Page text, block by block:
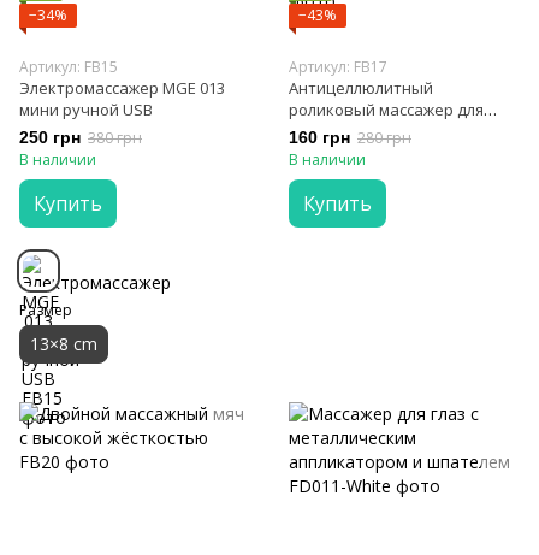
−34%
Артикул: FB15
Электромассажер MGE 013
мини ручной USB
250 грн 380 грн
В наличии
Купить
Размер
13×8 сm
−43%
Артикул: FB17
Антицеллюлитный
роликовый массажер для
тела Reclaire
160 грн 280 грн
В наличии
Купить